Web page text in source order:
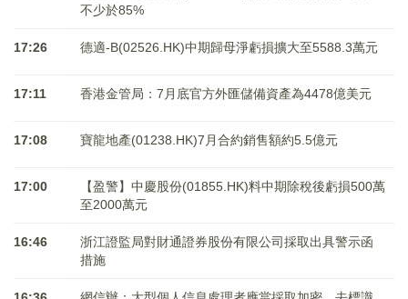
不少於85%
17:26 德適-B(02526.HK)中期歸母淨虧損擴大至5588.3萬元
17:11 香港金管局：7月底官方外匯儲備資產為4478億美元
17:08 寶龍地產(01238.HK)7月合約銷售額約5.5億元
17:00
【盈警】中慶股份(01855.HK)料中期除稅後虧損500萬
至2000萬元
16:46
浙江證監局對財通證券股份有限公司採取出具警示函
措施